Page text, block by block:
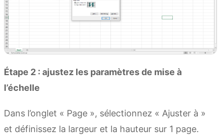
Étape 2 : ajustez les paramètres de mise à
l’échelle
Dans l’onglet « Page », sélectionnez « Ajuster à »
et définissez la largeur et la hauteur sur 1 page.